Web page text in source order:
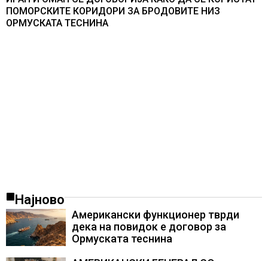
ПОМОРСКИТЕ КОРИДОРИ ЗА БРОДОВИТЕ НИЗ
ОРМУСКАТА ТЕСНИНА
Најново
Американски функционер тврди
дека на повидок е договор за
Ормуската теснина